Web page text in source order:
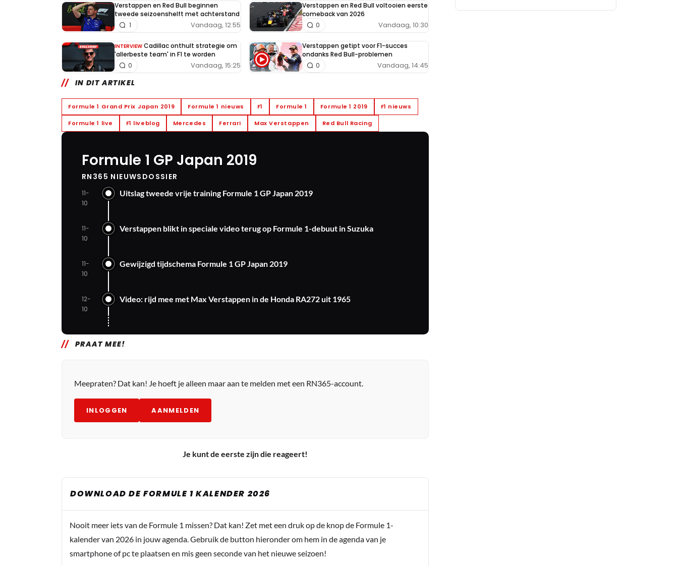
Verstappen en Red Bull beginnen
tweede seizoenshelft met achterstand
Vandaag, 12:55
1
Verstappen en Red Bull voltooien eerste
comeback van 2026
Vandaag, 10:30
0
INTERVIEW Cadillac onthult strategie om
'allerbeste team' in F1 te worden
Vandaag, 15:25
0
Verstappen getipt voor F1-succes
ondanks Red Bull-problemen
Vandaag, 14:45
0
IN DIT ARTIKEL
Formule 1 Grand Prix Japan 2019 Formule 1 nieuws F1 Formule 1 Formule 1 2019 F1 nieuws
Formule 1 live F1 liveblog Mercedes Ferrari Max Verstappen Red Bull Racing
Formule 1 GP Japan 2019
RN365 NIEUWSDOSSIER
11-
10
Uitslag tweede vrije training Formule 1 GP Japan 2019
11-
10
Verstappen blikt in speciale video terug op Formule 1-debuut in Suzuka
11-
10
Gewijzigd tijdschema Formule 1 GP Japan 2019
12-
10
Video: rijd mee met Max Verstappen in de Honda RA272 uit 1965
PRAAT MEE!
Meepraten? Dat kan! Je hoeft je alleen maar aan te melden met een RN365-account.
INLOGGEN AANMELDEN
Je kunt de eerste zijn die reageert!
DOWNLOAD DE FORMULE 1 KALENDER 2026
Nooit meer iets van de Formule 1 missen? Dat kan! Zet met een druk op de knop de Formule 1-
kalender van 2026 in jouw agenda. Gebruik de button hieronder om hem in de agenda van je
smartphone of pc te plaatsen en mis geen seconde van het nieuwe seizoen!